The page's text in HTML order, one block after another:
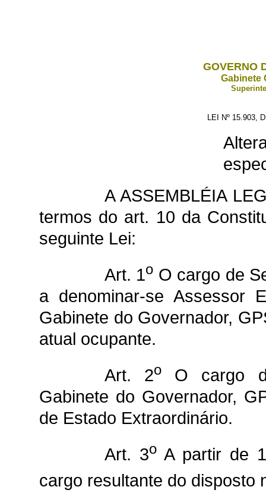
GOVERNO
Gabinete
LEI Nº 15.903,
A ASSEMBLÉIA
termos do art. 10 da
seguinte Lei:
Art. 1o O cargo de
a denominar-se Assessor
Gabinete do Governador,
atual ocupante.
Art. 2o
O cargo
Gabinete do Governador,
de Estado Extraordinário.
Art. 3o A partir de
cargo resultante do disposto